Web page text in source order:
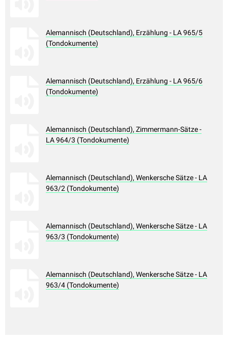
Alemannisch (Deutschland), Erzählung - LA 965/5
(Tondokumente)
Alemannisch (Deutschland), Erzählung - LA 965/6
(Tondokumente)
Alemannisch (Deutschland), Zimmermann-Sätze -
LA 964/3 (Tondokumente)
Alemannisch (Deutschland), Wenkersche Sätze - LA
963/2 (Tondokumente)
Alemannisch (Deutschland), Wenkersche Sätze - LA
963/3 (Tondokumente)
Alemannisch (Deutschland), Wenkersche Sätze - LA
963/4 (Tondokumente)